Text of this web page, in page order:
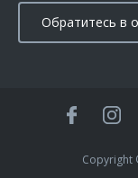
Обратитесь в
Copyright